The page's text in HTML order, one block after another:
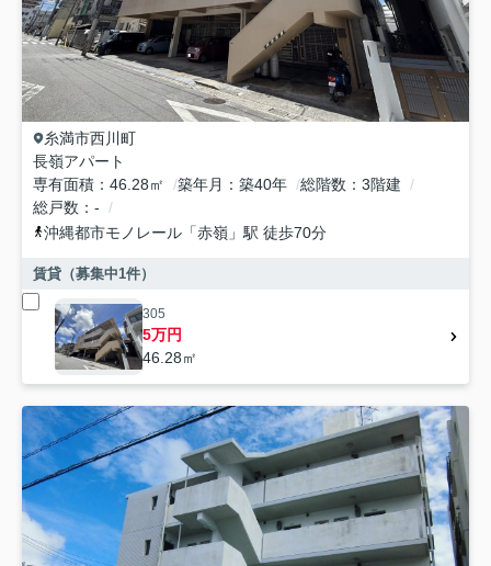
糸満市西川町
長嶺アパート
専有面積
46.28㎡ 築年月 築40年 総階数
3階建
総戸数
-
沖縄都市モノレール 「赤嶺 」駅 徒歩70分
賃貸（募集中1件）
305
5万円
46.28㎡